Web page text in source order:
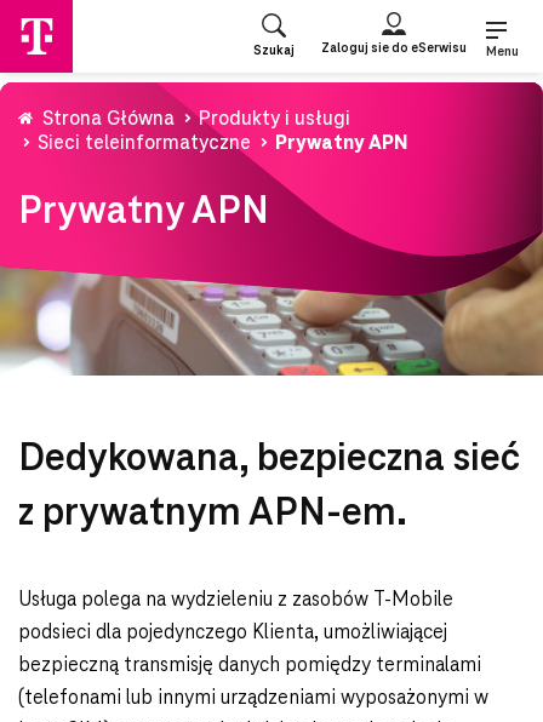
strony
głównej
Szukaj Zaloguj sie do eSerwisu Menu
Strona Główna
Produkty i usługi
Sieci teleinformatyczne
Prywatny APN
Prywatny APN
Dedykowana, bezpieczna sieć
z prywatnym APN-em.
Usługa polega na wydzieleniu z zasobów T-Mobile
podsieci dla pojedynczego Klienta, umożliwiającej
bezpieczną transmisję danych pomiędzy terminalami
(telefonami lub innymi urządzeniami wyposażonymi w